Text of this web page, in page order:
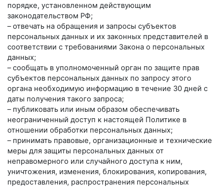
порядке, установленном действующим
законодательством РФ;
– отвечать на обращения и запросы субъектов
персональных данных и их законных представителей в
соответствии с требованиями Закона о персональных
данных;
– сообщать в уполномоченный орган по защите прав
субъектов персональных данных по запросу этого
органа необходимую информацию в течение 30 дней с
даты получения такого запроса;
– публиковать или иным образом обеспечивать
неограниченный доступ к настоящей Политике в
отношении обработки персональных данных;
– принимать правовые, организационные и технические
меры для защиты персональных данных от
неправомерного или случайного доступа к ним,
уничтожения, изменения, блокирования, копирования,
предоставления, распространения персональных